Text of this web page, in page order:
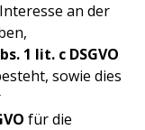
an der
1 lit. c DSGVO
sowie dies
für die